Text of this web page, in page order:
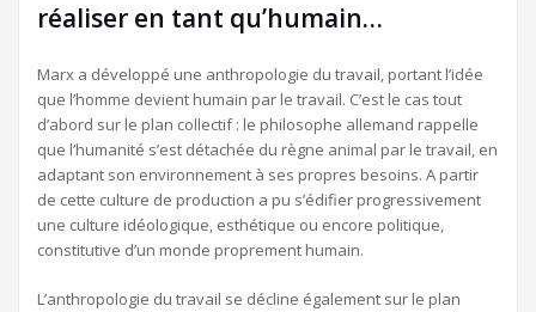
réaliser en tant qu’humain…
Marx a développé une anthropologie du travail, portant l’idée
que l’homme devient humain par le travail. C’est le cas tout
d’abord sur le plan collectif : le philosophe allemand rappelle
que l’humanité s’est détachée du règne animal par le travail, en
adaptant son environnement à ses propres besoins. A partir
de cette culture de production a pu s’édifier progressivement
une culture idéologique, esthétique ou encore politique,
constitutive d’un monde proprement humain.
L’anthropologie du travail se décline également sur le plan